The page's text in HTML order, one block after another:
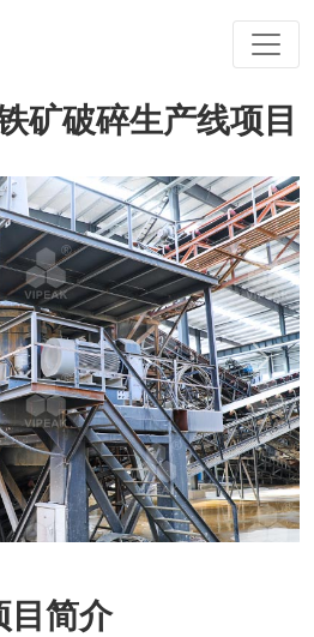
矿破碎生产线项目
Next
目简介